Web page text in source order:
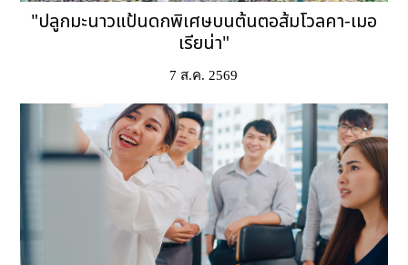
"ปลูกมะนาวแป้นดกพิเศษบนต้นตอส้มโวลคา-เมอ
เรียน่า"
7 ส.ค. 2569